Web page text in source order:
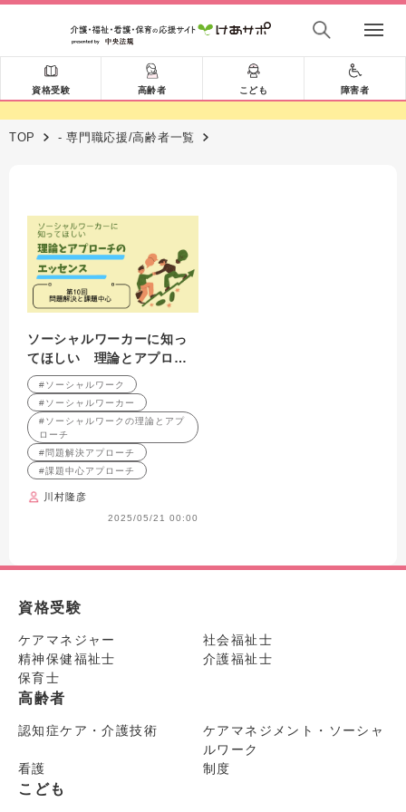
資格受験 高齢者 こども 障害者
TOP - 専門職応援/高齢者一覧
ソーシャルワーカーに知っ
てほしい 理論とアプロー
チのエッセンス 第10回
問題解決と課題中心
#ソーシャルワーク
#ソーシャルワーカー
#ソーシャルワークの理論とアプ
ローチ
#問題解決アプローチ
#課題中心アプローチ
川村隆彦
2025/05/21 00:00
資格受験
ケアマネジャー
社会福祉士
精神保健福祉士
介護福祉士
保育士
高齢者
認知症ケア・介護技術
ケアマネジメント・ソーシャ
ルワーク
看護
制度
こども